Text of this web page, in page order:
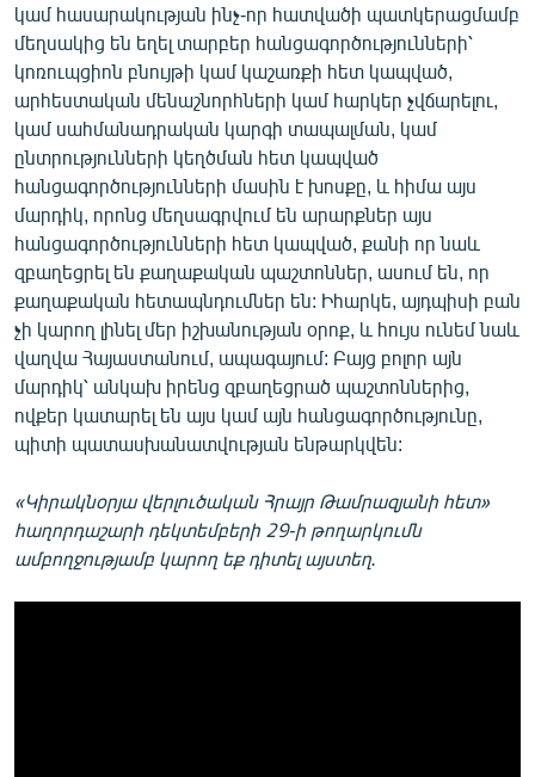
կամ հասարակության ինչ-որ հատվածի պատկերացմամբ
մեղսակից են եղել տարբեր հանցագործությունների՝
կոռուպցիոն բնույթի կամ կաշառքի հետ կապված,
արհեստական մենաշնորհների կամ հարկեր չվճարելու,
կամ սահմանադրական կարգի տապալման, կամ
ընտրությունների կեղծման հետ կապված
հանցագործությունների մասին է խոսքը, և հիմա այս
մարդիկ, որոնց մեղսագրվում են արարքներ այս
հանցագործությունների հետ կապված, քանի որ նաև
զբաղեցրել են քաղաքական պաշտոններ, ասում են, որ
քաղաքական հետապնդումներ են: Իհարկե, այդպիսի բան
չի կարող լինել մեր իշխանության օրոք, և հույս ունեմ նաև
վաղվա Հայաստանում, ապագայում: Բայց բոլոր այն
մարդիկ՝ անկախ իրենց զբաղեցրած պաշտոններից,
ովքեր կատարել են այս կամ այն հանցագործությունը,
պիտի պատասխանատվության ենթարկվեն:
«Կիրակնօրյա վերլուծական Հրայր Թամրազյանի հետ»
հաղորդաշարի դեկտեմբերի 29-ի թողարկումն
ամբողջությամբ կարող եք դիտել այստեղ.